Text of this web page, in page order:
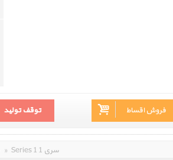
توقف تولید فروش اقساط
» Series 1 سری 1